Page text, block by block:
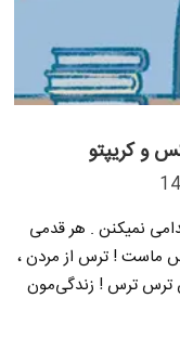
نمیکنن . هر قدمی
ماست ! ترس از مردن ،
ترس ترس ! زندگی‌مون